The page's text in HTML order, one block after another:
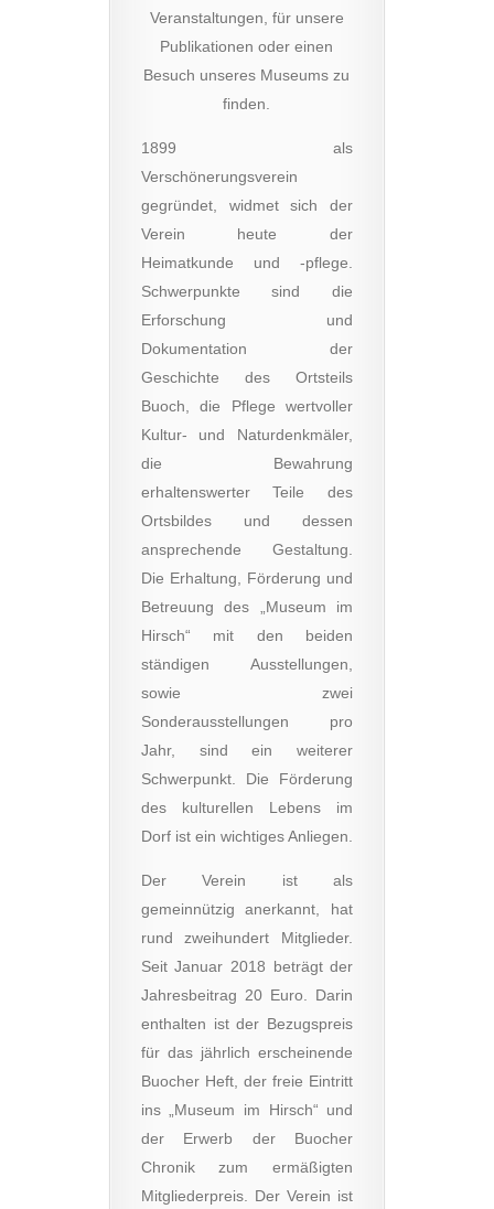
Veranstaltungen, für unsere
Publikationen oder einen
Besuch unseres Museums zu
finden.
1899 als
Verschönerungsverein
gegründet, widmet sich der
Verein heute der
Heimatkunde und -pflege.
Schwerpunkte sind die
Erforschung und
Dokumentation der
Geschichte des Ortsteils
Buoch, die Pflege wertvoller
Kultur- und Naturdenkmäler,
die Bewahrung
erhaltenswerter Teile des
Ortsbildes und dessen
ansprechende Gestaltung.
Die Erhaltung, Förderung und
Betreuung des „Museum im
Hirsch“ mit den beiden
ständigen Ausstellungen,
sowie zwei
Sonderausstellungen pro
Jahr, sind ein weiterer
Schwerpunkt. Die Förderung
des kulturellen Lebens im
Dorf ist ein wichtiges Anliegen.
Der Verein ist als
gemeinnützig anerkannt, hat
rund zweihundert Mitglieder.
Seit Januar 2018 beträgt der
Jahresbeitrag 20 Euro. Darin
enthalten ist der Bezugspreis
für das jährlich erscheinende
Buocher Heft, der freie Eintritt
ins „Museum im Hirsch“ und
der Erwerb der Buocher
Chronik zum ermäßigten
Mitgliederpreis. Der Verein ist